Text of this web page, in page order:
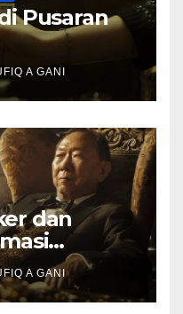
Pusaran
A GANI
dan
A GANI